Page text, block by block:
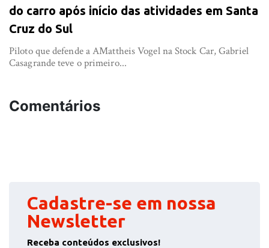
do carro após início das atividades em Santa
Cruz do Sul
Piloto que defende a AMattheis Vogel na Stock Car, Gabriel
Casagrande teve o primeiro...
Comentários
Cadastre-se em nossa
Newsletter
Receba conteúdos exclusivos!